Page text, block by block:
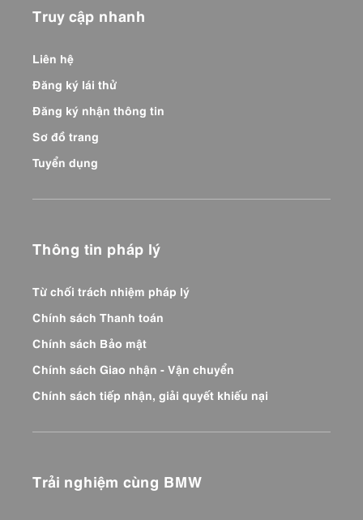
Truy cập nhanh
Liên hệ
Đăng ký lái thử
Đăng ký nhận thông tin
Sơ đồ trang
Tuyển dụng
Thông tin pháp lý
Từ chối trách nhiệm pháp lý
Chính sách Thanh toán
Chính sách Bảo mật
Chính sách Giao nhận - Vận chuyển
Chính sách tiếp nhận, giải quyết khiếu nại
Trải nghiệm cùng BMW